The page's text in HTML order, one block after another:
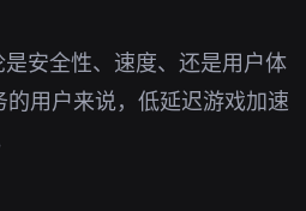
安全性、速度、还是用户体
用户来说，低延迟游戏加速